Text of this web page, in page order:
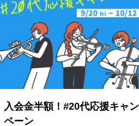
入会金半額！#20代応援キャン
ペーン